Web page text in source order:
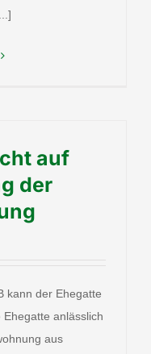
auf
der
kann der Ehegatte
anlässlich
aus